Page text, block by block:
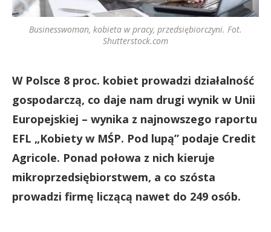
Businesswoman, kobieta w pracy, przedsiębiorczyni. Fot.
Shutterstock.com
W Polsce 8 proc. kobiet prowadzi działalność
gospodarczą, co daje nam drugi wynik w Unii
Europejskiej – wynika z najnowszego raportu
EFL „Kobiety w MŚP. Pod lupą” podaje Credit
Agricole. Ponad połowa z nich kieruje
mikroprzedsiębiorstwem, a co szósta
prowadzi firmę liczącą nawet do 249 osób.